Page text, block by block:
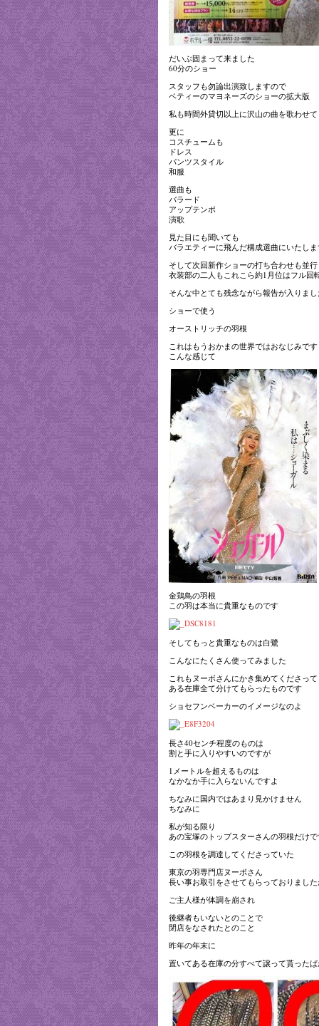
だいぶ固まって来ました
60分のショー
スタッフも勿論出演致しますので
ベティーのマヨネーズのショーの拡大版
私も時間外貸切以上に沢山の曲を歌わせ
更に
コスチュームも
ドレス
パンツスタイル
和服
選曲も
バラード
アップテンポ
演歌
見た目にも聞いても
バラエティーに飛んだ構成選曲にいたし
そして次回新作ショーの打ち合わせも並
衣装部の二人もこれこら約1月位はフル回
そんな中とても残念ながら報告が入りま
ショーで使う
オーストリッチの羽根
これはもうおかまの世界ではおなじみです
こんな感じて
金鶏鳥の羽根
この羽は本当に貴重なものです
そしてもっと貴重なものは白鷺
こんなにたくさん使ってみました
これもヌーボさんにかき集めてくださって
ある在庫全て分けてもらったものです
ショセフンベーカーのイメージなのよ
長さ40センチ程度のものは
割と手に入りやすいのですが
1メートルを超えるものは
なかなか手に入らないんですよ
ちなみに国内ではあまり見かけません
ちなみに
私が知る限り
あの宝塚のトップスターさんの羽根だけ
この羽根を調達してくださっていた
東京の羽専門店ヌーボさん
長い事お取引をさせてもらっておりまし
ご主人様が体調を崩され
後継者もいないとのことで
閉店をなされたとのこと
昨年の年末に
置いてある在庫の分すべて譲って貰った